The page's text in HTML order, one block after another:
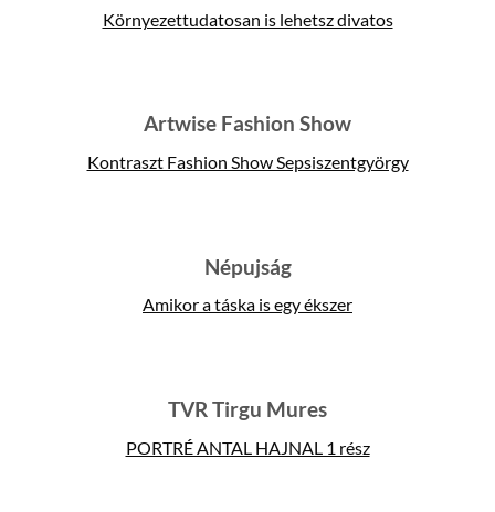
Környezettudatosan is lehetsz divatos
Artwise Fashion Show
Kontraszt Fashion Show Sepsiszentgyörgy
Népujság
Amikor a táska is egy ékszer
TVR Tirgu Mures
PORTRÉ ANTAL HAJNAL 1 rész